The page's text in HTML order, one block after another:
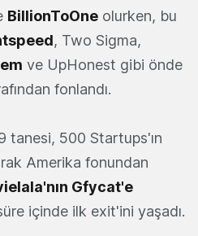
BillionToOne olurken, bu
, Two Sigma,
ve UpHonest gibi önde
fonlandı.
tanesi, 500 Startups'ın
Amerika fonundan
Gfycat'e
içinde ilk exit'ini yaşadı.